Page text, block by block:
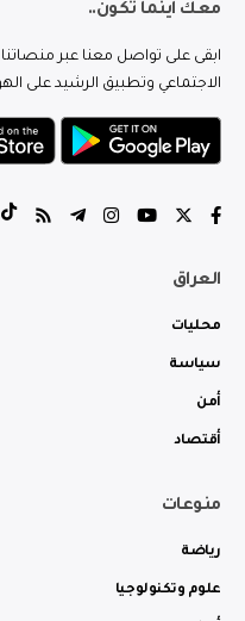
معك اينما تكون..
ابقى على تواصل معنا عبر
الاجتماعي وتطبيق الرشيد على
العراق
محليات
سياسة
أمن
أقتصاد
منوعات
رياضة
علوم وتكنولوجيا